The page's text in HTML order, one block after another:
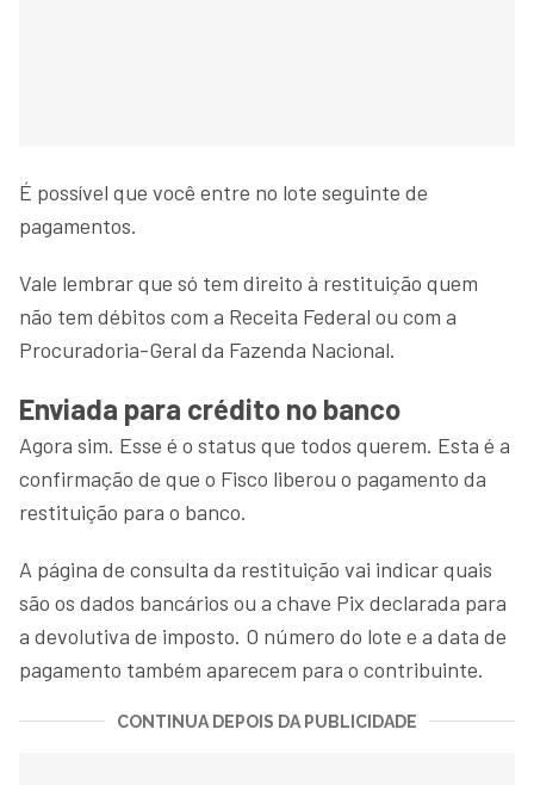
É possível que você entre no lote seguinte de
pagamentos.
Vale lembrar que só tem direito à restituição quem
não tem débitos com a Receita Federal ou com a
Procuradoria-Geral da Fazenda Nacional.
Enviada para crédito no banco
Agora sim. Esse é o status que todos querem. Esta é a
confirmação de que o Fisco liberou o pagamento da
restituição para o banco.
A página de consulta da restituição vai indicar quais
são os dados bancários ou a chave Pix declarada para
a devolutiva de imposto. O número do lote e a data de
pagamento também aparecem para o contribuinte.
CONTINUA DEPOIS DA PUBLICIDADE